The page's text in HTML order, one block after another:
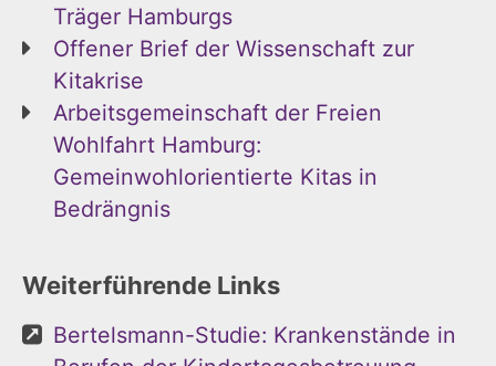
Träger Hamburgs
Offener Brief der Wissenschaft zur
Kitakrise
Arbeitsgemeinschaft der Freien
Wohlfahrt Hamburg:
Gemeinwohlorientierte Kitas in
Bedrängnis
Weiterführende Links
Bertelsmann-Studie: Krankenstände in